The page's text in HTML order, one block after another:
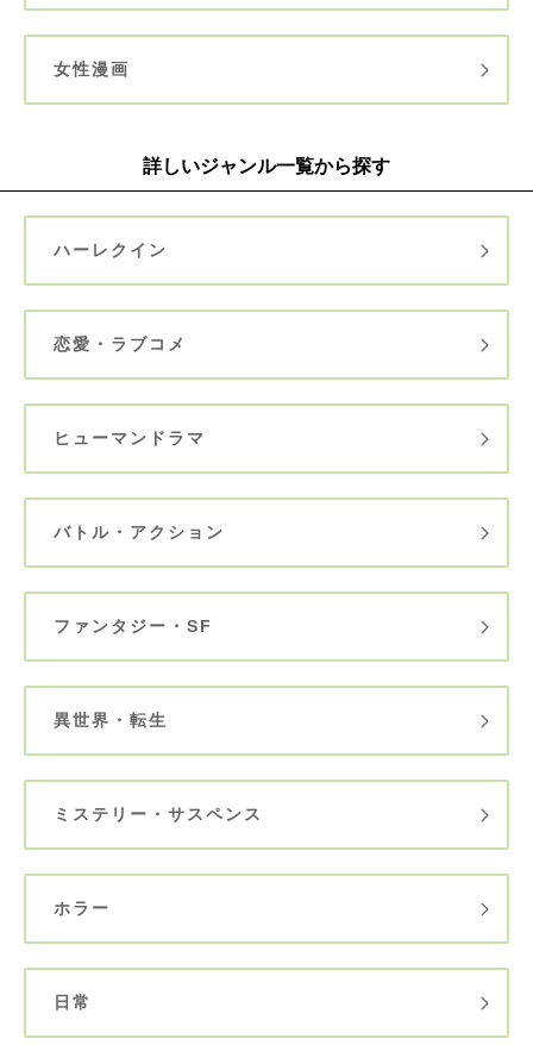
女性漫画
詳しいジャンル一覧から探す
ハーレクイン
恋愛・ラブコメ
ヒューマンドラマ
バトル・アクション
ファンタジー・SF
異世界・転生
ミステリー・サスペンス
ホラー
日常